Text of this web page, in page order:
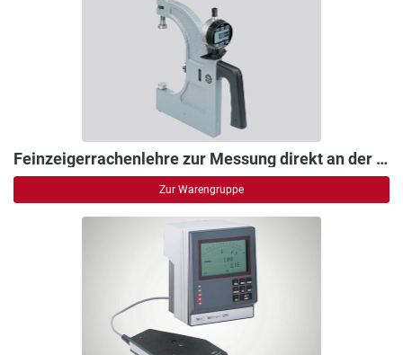
Feinzeigerrachenlehre zur Messung direkt an der Maschine
Zur Warengruppe